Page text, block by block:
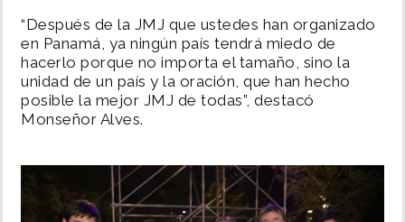
POLÍTICA
SHOW
MUNDO
“Después de la JMJ que ustedes han organizado
en Panamá, ya ningún país tendrá miedo de
hacerlo porque no importa el tamaño, sino la
unidad de un país y la oración, que han hecho
posible la mejor JMJ de todas”, destacó
Monseñor Alves.